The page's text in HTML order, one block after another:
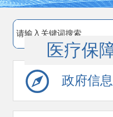
医疗保
政府信